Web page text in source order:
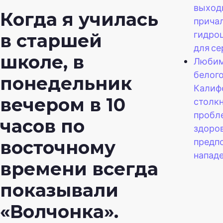
Когда я училась
в старшей
школе, в
понедельник
вечером в 10
часов по
восточному
времени всегда
показывали
«Волчонка».
для